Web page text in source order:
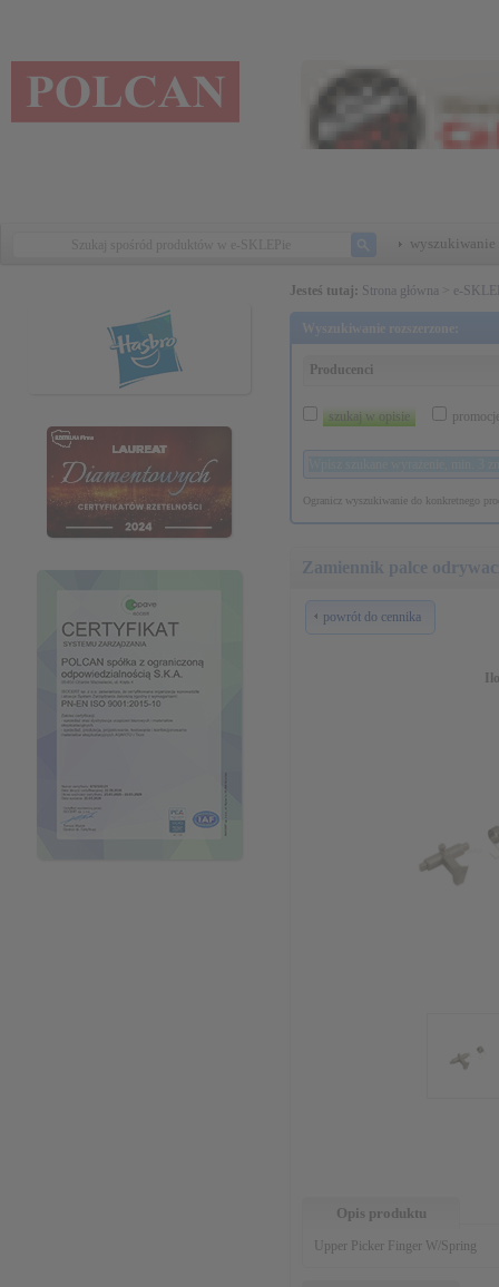
wyszukiwanie
Jesteś tutaj: Strona główna > e-
Wyszukiwanie rozszerzone:
Producenci
szukaj w opisie
Ogranicz wyszukiwanie do konkretnego
Zamiennik palce
powrót do cennika
Opis produktu
Upper Picker Finger W/Spring